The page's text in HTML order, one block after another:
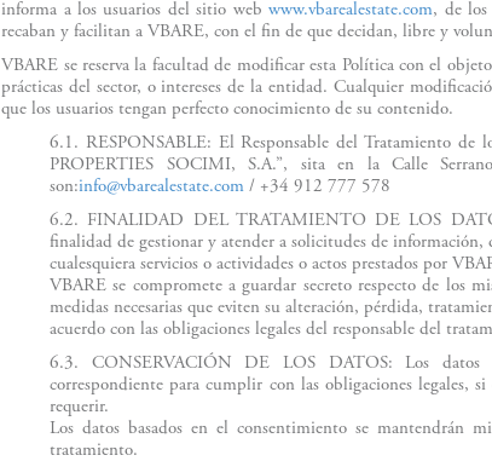
informa a los usuarios del sitio webwww.vbarealestate.com, de los
recaban y facilitan a VBARE, con el fin de que decidan, libre y
VBARE se reserva la facultad de modificar esta Política con el
prácticas del sector, o intereses de la entidad. Cualquier
que los usuarios tengan perfecto conocimiento de su contenido.
6.1. RESPONSABLE: El Responsable del Tratamiento de
PROPERTIES SOCIMI, S.A.”, sita en la Calle
son:info@vbarealestate.com / +34 912 777 578
6.2. FINALIDAD DEL TRATAMIENTO DE LOS
finalidad de gestionar y atender a solicitudes de información,
cualesquiera servicios o actividades o actos prestados por
VBARE se compromete a guardar secreto respecto de los
medidas necesarias que eviten su alteración, pérdida,
acuerdo con las obligaciones legales del responsable del
6.3. CONSERVACIÓN DE LOS DATOS: Los datos
correspondiente para cumplir con las obligaciones legales,
requerir.
Los datos basados en el consentimiento se mantendrán
tratamiento.